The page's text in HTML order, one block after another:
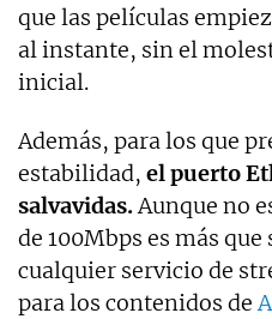
que las películas
al instante, sin el
inicial.
Además, para los que
estabilidad, el puerto
salvavidas.Aunque no
de 100Mbps es más
cualquier servicio de
para los contenidos de